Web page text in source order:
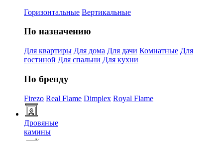
Горизонтальные Вертикальные
По назначению
Для квартиры Для дома Для дачи Комнатные Для
гостиной Для спальни Для кухни
По бренду
Firezo Real Flame Dimplex Royal Flame
Дровяные
камины